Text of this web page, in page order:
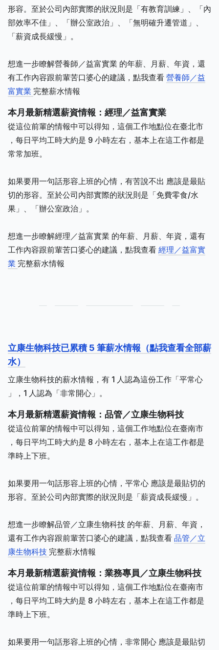
形容。至於公司內部實際的狀況則是「有教育訓練」、「內
部效率不佳」、「辦公室政治」、「無明確升遷管道」、
「薪資成長緩慢」。
想進一步瞭解營養師／益富實業 的年薪、月薪、年資，還
有工作內容跟前輩苦口婆心的建議，點我查看 營養師／益
富實業 完整薪水情報
本月最新精選薪資情報：經理／益富實業
從這位前輩的情報中可以得知，這個工作地點位在臺北市
，每日平均工時大約是 9 小時左右，基本上在這工作都是
常常加班。
如果要用一句話形容上班的心情，有苦說不出 應該是最貼
切的形容。至於公司內部實際的狀況則是「免費零食/水
果」、「辦公室政治」。
想進一步瞭解經理／益富實業 的年薪、月薪、年資，還有
工作內容跟前輩苦口婆心的建議，點我查看 經理／益富實
業 完整薪水情報
立康生物科技已累積 5 筆薪水情報（點我查看全部薪
水）
立康生物科技的薪水情報，有 1 人認為這份工作「平常心
」，1 人認為「非常開心」。
本月最新精選薪資情報：品管／立康生物科技
從這位前輩的情報中可以得知，這個工作地點位在臺南市
，每日平均工時大約是 8 小時左右，基本上在這工作都是
準時上下班。
如果要用一句話形容上班的心情，平常心 應該是最貼切的
形容。至於公司內部實際的狀況則是「薪資成長緩慢」。
想進一步瞭解品管／立康生物科技 的年薪、月薪、年資，
還有工作內容跟前輩苦口婆心的建議，點我查看 品管／立
康生物科技 完整薪水情報
本月最新精選薪資情報：業務專員／立康生物科技
從這位前輩的情報中可以得知，這個工作地點位在臺南市
，每日平均工時大約是 8 小時左右，基本上在這工作都是
準時上下班。
如果要用一句話形容上班的心情，非常開心 應該是最貼切